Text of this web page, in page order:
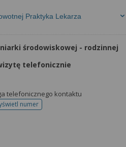
Praktyka Lekarza
środowiskowej - rodzinnej
telefonicznie
telefonicznego kontaktu
numer
telefonu do rejestracji